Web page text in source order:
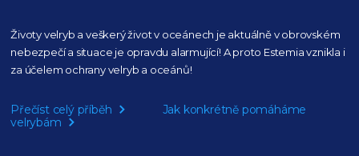
Životy velryb a veškerý život v oceánech je aktuálněv obrovském
nebezpečí a situace je opravdu alarmující! A proto Estemia vznikla i
za účelem ochrany velryb a oceánů!
Přečíst celý příběh
Jak konkrétně pomáháme
velrybám